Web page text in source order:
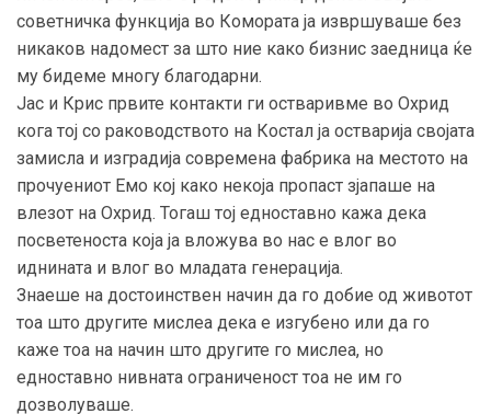
советничка функција во Комората ја извршуваше без
никаков надомест за што ние како бизнис заедница ќе
му бидеме многу благодарни.
Јас и Крис првите контакти ги остваривме во Охрид
кога тој со раководството на Костал ја остварија својата
замисла и изградија современа фабрика на местото на
прочуениот Емо кој како некоја пропаст зјапаше на
влезот на Охрид. Тогаш тој едноставно кажа дека
посветеноста која ја вложува во нас е влог во
иднината и влог во младата генерација.
Знаеше на достоинствен начин да го добие од животот
тоа што другите мислеа дека е изгубено или да го
каже тоа на начин што другите го мислеа, но
едноставно нивната ограниченост тоа не им го
дозволуваше.